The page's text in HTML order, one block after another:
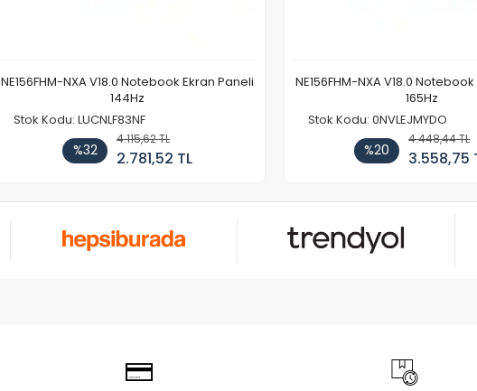
NE156FHM-NXA V18.0 Notebook Ekran Paneli
144Hz
Stok Kodu: LUCNLF83NF
%32
4.115,62 TL
2.781,52 TL
NE156FHM-NXA V18.0
165Hz
Stok Kodu: 0NVLEJMYDO
%20
4.448,44 TL
3.558,75